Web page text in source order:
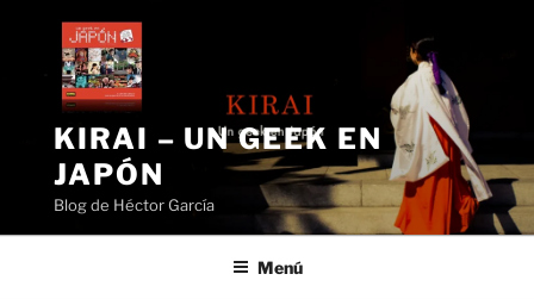
contenido
KIRAI – UN GEEK EN
JAPÓN
Blog de Héctor García
Menú